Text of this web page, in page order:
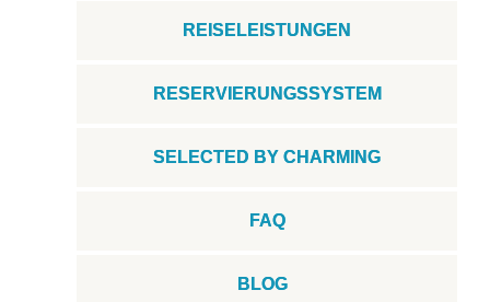
REISELEISTUNGEN
RESERVIERUNGSSYSTEM
SELECTED BY CHARMING
FAQ
BLOG